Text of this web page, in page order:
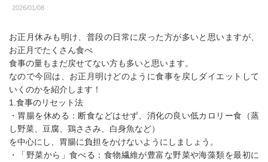
2026/01/08
お正月休みも明け、普段の日常に戻った方が多いと思いますが、
お正月でたくさん食べ
食事の量もまだ戻せてない方も多いと思います。
なので今回は、お正月明けどのように食事を戻しダイエットして
いくのかを紹介します！
1.食事のリセット法
・胃腸を休める：断食などはせず、消化の良い低カロリー食（蒸
し野菜、豆腐、鶏ささみ、白身魚など）
を中心にし、胃腸に負担をかけないようにしましょう。
・「野菜から」食べる：食物繊維が豊富な野菜や海藻類を最初に